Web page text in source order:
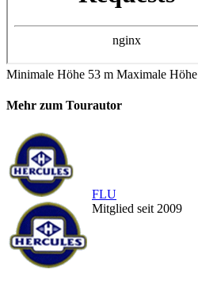
Minimale Höhe 53 m Maximale Höhe
Mehr zum Tourautor
FLU
Mitglied seit 2009